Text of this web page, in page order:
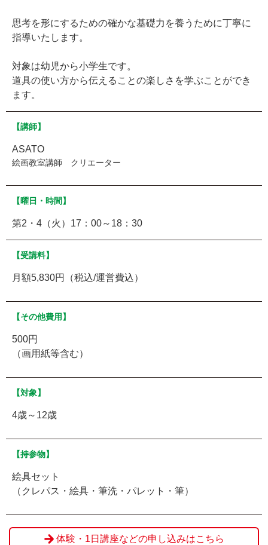
思考を形にするための確かな基礎力を養うために丁寧に
指導いたします。
対象は幼児から小学生です。
道具の使い方から伝えることの楽しさを学ぶことができ
ます。
【講師】
ASATO
絵画教室講師 クリエーター
【曜日・時間】
第2・4（火）17：00～18：30
【受講料】
月額5,830円（税込/運営費込）
【その他費用】
500円
（画用紙等含む）
【対象】
4歳～12歳
【持参物】
絵具セット
（クレパス・絵具・筆洗・パレット・筆）
体験・1日講座などの申し込みはこちら